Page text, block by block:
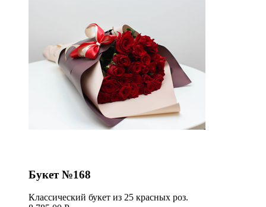
Букет №168
Классический букет из 25 красных роз.